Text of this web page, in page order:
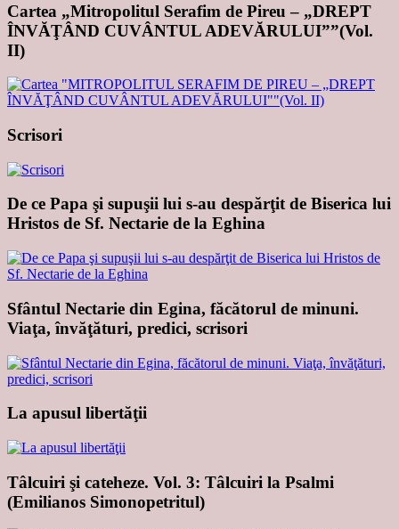
Cartea „Mitropolitul Serafim de Pireu – „DREPT
ÎNVĂŢÂND CUVÂNTUL ADEVĂRULUI””(Vol.
II)
Scrisori
De ce Papa şi supuşii lui s-au despărţit de Biserica lui
Hristos de Sf. Nectarie de la Eghina
Sfântul Nectarie din Egina, făcătorul de minuni.
Viaţa, învăţături, predici, scrisori
La apusul libertăţii
Tâlcuiri şi cateheze. Vol. 3: Tâlcuiri la Psalmi
(Emilianos Simonopetritul)